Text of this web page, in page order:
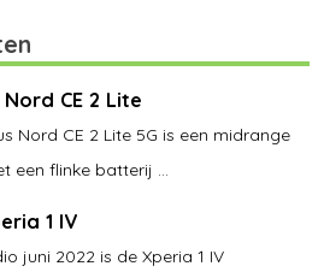
Nord CE 2 Lite
Nord CE 2 Lite 5G is een midrange
een flinke batterij ...
1 IV
juni 2022 is de Xperia 1 IV